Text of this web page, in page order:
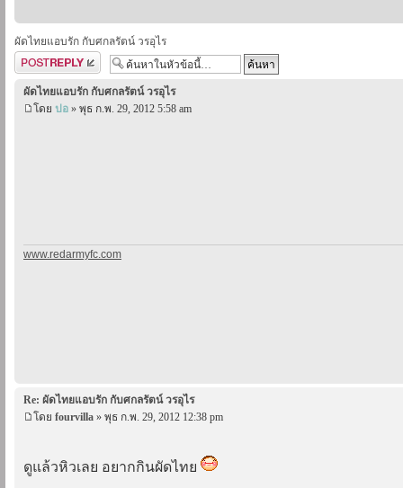
ผัดไทยแอบรัก กับศกลรัตน์ วรอุไร
ตอบกระทู้
ผัดไทยแอบรัก กับศกลรัตน์ วรอุไร
โดย ปอ » พุธ ก.พ. 29, 2012 5:58 am
www.redarmyfc.com
Re: ผัดไทยแอบรัก กับศกลรัตน์ วรอุไร
โดย fourvilla » พุธ ก.พ. 29, 2012 12:38 pm
ดูแล้วหิวเลย อยากกินผัดไทย